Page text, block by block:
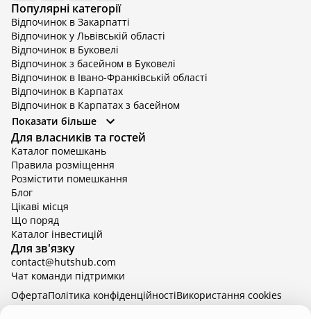
Популярні категорії
Відпочинок в Закарпатті
Відпочинок у Львівській області
Відпочинок в Буковелі
Відпочинок з басейном в Буковелі
Відпочинок в Івано-Франківській області
Відпочинок в Карпатах
Відпочинок в Карпатах з басейном
Відпочинок в Київській області
Відпочинок в Київській області з басейном
Відпочинок в Тернопільській області
Відпочинок у Вінницькій області
Відпочинок в Яремче
Відпочинок у Львівській області з басейном
Відпочинок з басейном в Тернопільській області
Показати більше
Для власників та гостей
Каталог помешкань
Правила розміщення
Розмістити помешкання
Блог
Цікаві місця
Що поряд
Каталог інвестицій
Для зв'язку
contact@hutshub.com
Чат команди підтримки
hutshub | ©2026
ОфертаПолітика конфіденційностіBикористання cookies